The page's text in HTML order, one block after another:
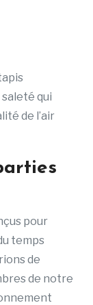
qui
de l’air
pour
temps
de
de notre